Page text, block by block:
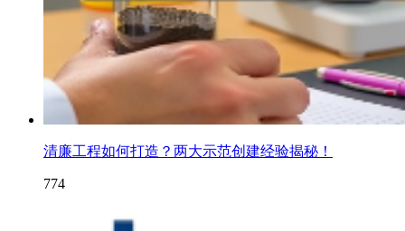
清廉工程如何打造？两大示范创建经验揭秘！
774